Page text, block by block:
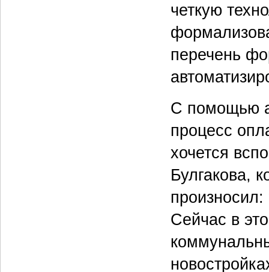
четкую
перечень
С помощью
процесс
хочется
Булгакова,
произносил:
Сейчас в